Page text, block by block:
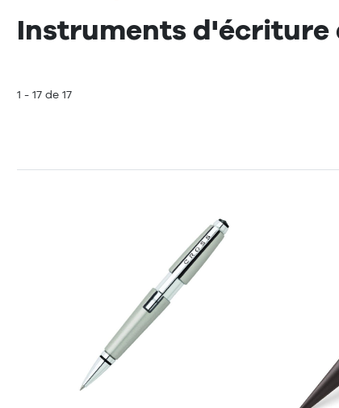
Instruments d'écriture
1 - 17 de 17